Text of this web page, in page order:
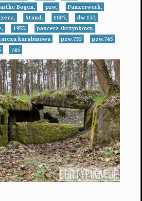
Bogen,
pzw,
Panzerwerk,
Stand, 10P7,
dw 137,
1935,
pancerz skrzynkowy,
karabinowa
pzw.755
pzw.745
745